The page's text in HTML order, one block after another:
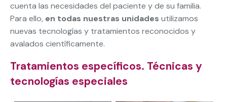
cuenta las necesidades del paciente y de su familia.
Para ello, en todas nuestras unidades utilizamos
nuevas tecnologías y tratamientos reconocidos y
avalados científicamente.
Tratamientos específicos. Técnicas y
tecnologías especiales